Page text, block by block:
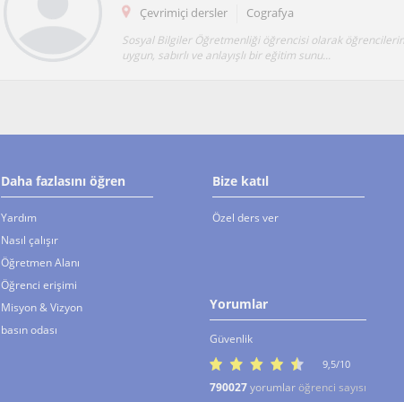
Çevrimiçi dersler Cografya
Sosyal Bilgiler Öğretmenliği öğrencisi olarak
uygun, sabırlı ve anlayışlı bir eğitim sunu...
Daha fazlasını öğren
Yardım
Nasıl çalışır
Öğretmen Alanı
Öğrenci erişimi
Misyon & Vizyon
basın odası
Bize katıl
Özel ders ver
Yorumlar
Güvenlik
9,5/10
790027yorumlar öğrenci sayısı